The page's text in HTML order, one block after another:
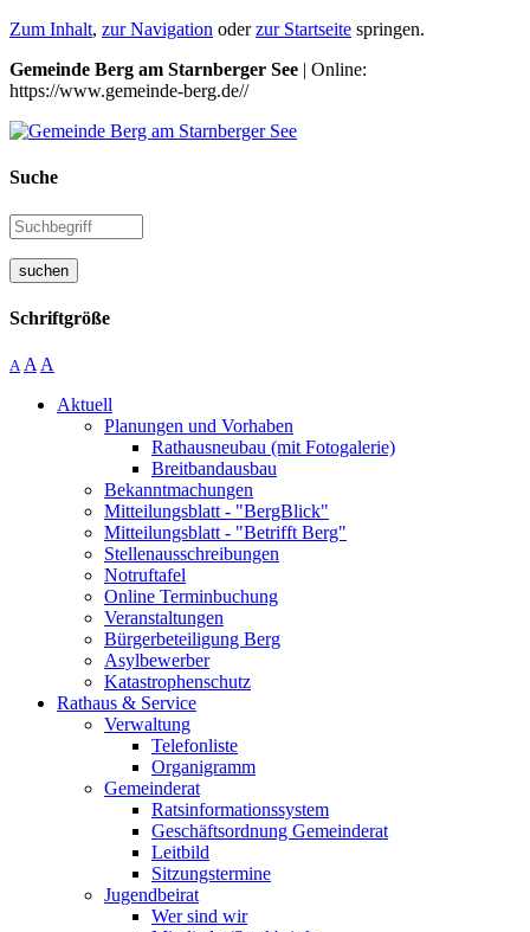
Zum Inhalt, zur Navigation oderzur Startseite springen.
Gemeinde Berg am Starnberger See | Online:
https://www.gemeinde-berg.de//
Suche
suchen
Schriftgröße
A A A
Aktuell
Planungen und Vorhaben
Rathausneubau (mit Fotogalerie)
Breitbandausbau
Bekanntmachungen
Mitteilungsblatt - "BergBlick"
Mitteilungsblatt - "Betrifft Berg"
Stellenausschreibungen
Notruftafel
Online Terminbuchung
Veranstaltungen
Bürgerbeteiligung Berg
Asylbewerber
Katastrophenschutz
Rathaus & Service
Verwaltung
Telefonliste
Organigramm
Gemeinderat
Ratsinformationssystem
Geschäftsordnung Gemeinderat
Leitbild
Sitzungstermine
Jugendbeirat
Wer sind wir